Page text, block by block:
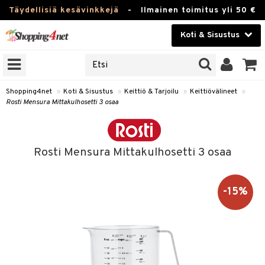
Täydellisiä kesävinkkejä - Ilmainen toimitus yli 50 €
Koti & Sisustus
Kauneudenhoito
Piilolinssit
Fitness
Shopping4net » Koti & Sisustus » Keittiö & Tarjoilu » Keittiövälineet »
Rosti Mensura Mittakulhosetti 3 osaa
Rosti Mensura Mittakulhosetti 3 osaa
-15%
Karahvit